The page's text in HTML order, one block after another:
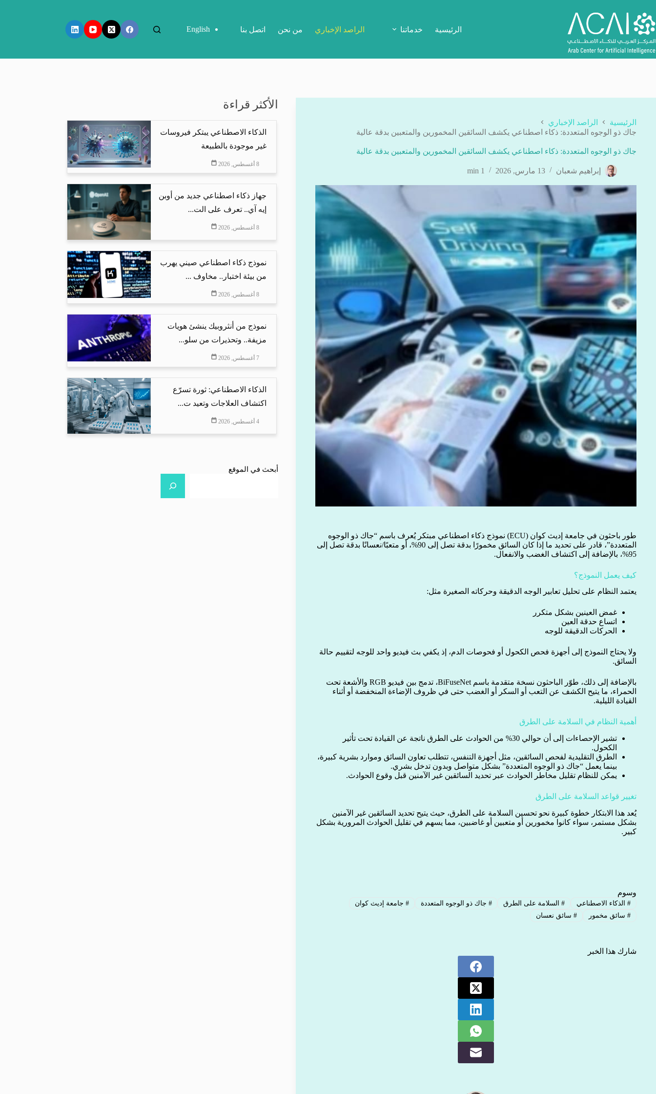
إلى
المحتوى
الرئيسية خدماتنا الراصد الإخباري من نحن اتصل بنا English
الرئيسية
الراصد الإخباري
جاك ذو الوجوه المتعددة: ذكاء اصطناعي يكشف السائقين المخمورين والمتعبين بدقة عالية
جاك ذو الوجوه المتعددة: ذكاء اصطناعي يكشف السائقين المخمورين والمتعبين بدقة عالية
إبراهيم شعبان 13 مارس, 2026 1 min
طور باحثون في جامعة إديث كوان (ECU) نموذج ذكاء اصطناعي مبتكر يُعرف باسم “جاك ذو الوجوه
المتعددة”، قادر على تحديد ما إذا كان السائق مخمورًا بدقة تصل إلى 90%، أو متعبًا/نعسانًا بدقة تصل إلى
95%، بالإضافة إلى اكتشاف الغضب والانفعال.
كيف يعمل النموذج؟
يعتمد النظام على تحليل تعابير الوجه الدقيقة وحركاته الصغيرة مثل:
غمض العينين بشكل متكرر
اتساع حدقة العين
الحركات الدقيقة للوجه
ولا يحتاج النموذج إلى أجهزة فحص الكحول أو فحوصات الدم، إذ يكفي بث فيديو واحد للوجه لتقييم حالة
السائق.
بالإضافة إلى ذلك، طوّر الباحثون نسخة متقدمة باسم BiFuseNet، تدمج بين فيديو RGB والأشعة تحت
الحمراء، ما يتيح الكشف عن التعب أو السكر أو الغضب حتى في ظروف الإضاءة المنخفضة أو أثناء
القيادة الليلية.
أهمية النظام في السلامة على الطرق
تشير الإحصاءات إلى أن حوالي 30% من الحوادث على الطرق ناتجة عن القيادة تحت تأثير
الكحول.
الطرق التقليدية لفحص السائقين، مثل أجهزة التنفس، تتطلب تعاون السائق وموارد بشرية كبيرة،
بينما يعمل “جاك ذو الوجوه المتعددة” بشكل متواصل وبدون تدخل بشري.
يمكن للنظام تقليل مخاطر الحوادث عبر تحديد السائقين غير الآمنين قبل وقوع الحوادث.
تغيير قواعد السلامة على الطرق
يُعد هذا الابتكار خطوة كبيرة نحو تحسين السلامة على الطرق، حيث يتيح تحديد السائقين غير الآمنين
بشكل مستمر، سواء كانوا مخمورين أو متعبين أو غاضبين، مما يسهم في تقليل الحوادث المرورية بشكل
كبير.
وسوم
#الذكاء الاصطناعي #السلامة على الطرق # جاك ذو الوجوه المتعددة # جامعة إديث كوان
#سائق مخمور #سائق نعسان
شارك هذا الخبر
الأكثر قراءة
الذكاء الاصطناعي يبتكر فيروسات
غير موجودة بالطبيعة
8 أغسطس, 2026
جهاز ذكاء اصطناعي جديد من أوبن
إيه آي.. تعرف على الت...
8 أغسطس, 2026
نموذج ذكاء اصطناعي صيني يهرب
من بيئة اختبار.. مخاوف ...
8 أغسطس, 2026
نموذج من أنثروبيك ينشئ هويات
مزيفة.. وتحذيرات من سلو...
7 أغسطس, 2026
الذكاء الاصطناعي: ثورة تسرّع
اكتشاف العلاجات وتعيد ت...
4 أغسطس, 2026
أبحث في الموقع